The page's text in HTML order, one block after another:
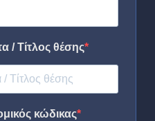
/ Τίτλος θέσης
κώδικας